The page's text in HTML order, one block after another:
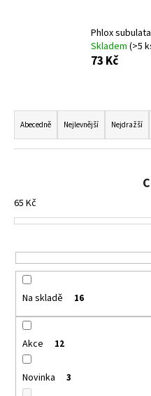
Phlox
Skladem (>5
73 Kč
Ř
a
z
í
p
o
d
k
Abecedně Nejlevnější Nejdražší
65 Kč
Na skladě 16
Akce 12
Novinka 3